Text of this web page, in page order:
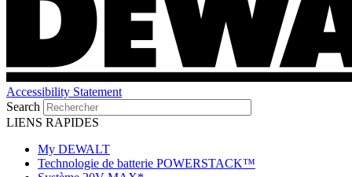
Accessibility Statement
Search
LIENS RAPIDES
My DEWALT
Technologie de batterie POWERSTACK™